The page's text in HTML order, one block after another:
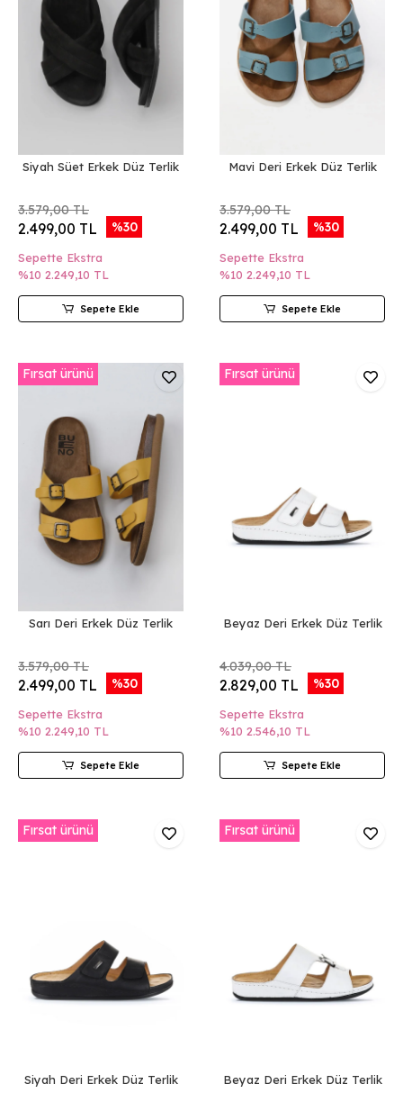
Siyah Süet Erkek Düz Terlik
3.579,00 TL
2.499,00 TL %30
Sepette Ekstra
%10 2.249,10 TL
Sepete Ekle
Mavi Deri Erkek Düz Terlik
3.579,00 TL
2.499,00 TL %30
Sepette Ekstra
%10 2.249,10 TL
Sepete Ekle
Fırsat ürünü
Sarı Deri Erkek Düz Terlik
3.579,00 TL
2.499,00 TL %30
Sepette Ekstra
%10 2.249,10 TL
Sepete Ekle
Fırsat ürünü
Beyaz Deri Erkek Düz Terlik
4.039,00 TL
2.829,00 TL %30
Sepette Ekstra
%10 2.546,10 TL
Sepete Ekle
Fırsat ürünü
Siyah Deri Erkek Düz Terlik
Fırsat ürünü
Beyaz Deri Erkek Düz Terlik